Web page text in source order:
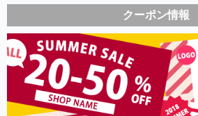
クーポン情報